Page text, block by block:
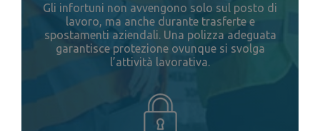
Gli infortuni non avvengono solo sul posto di
lavoro, ma anche durante trasferte e
spostamenti aziendali. Una polizza adeguata
garantisce protezione ovunque si svolga
l’attività lavorativa.